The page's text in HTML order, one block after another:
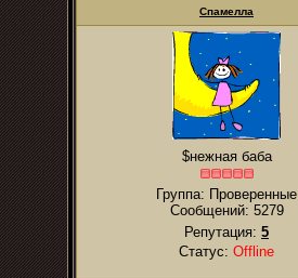
Спамелла
$нежная баба
Группа: Проверенные
Сообщений: 5279
Репутация: 5
Статус: Offline